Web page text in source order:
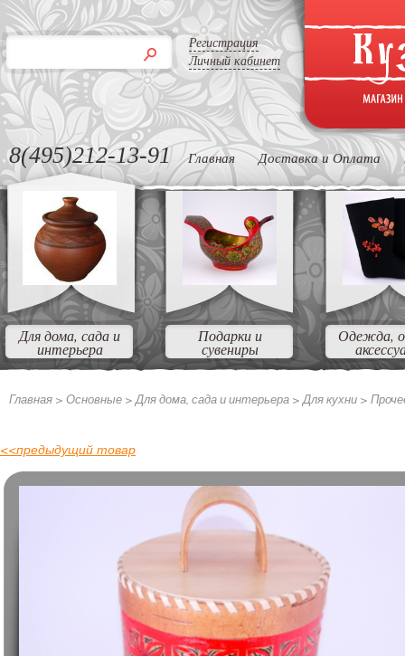
Регистрация
Личный кабинет
8(495)212-13-91 Главная Доставка и Оплата
Для дома, сада и
интерьера
Подарки и
сувениры
Одежда,
Главная > Основные >Для дома, сада и интерьера >Для кухни >
<<предыдущий товар